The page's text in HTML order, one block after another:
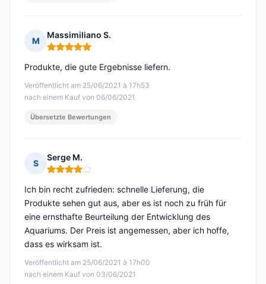
M
Massimiliano S.
Hinweis: 5 von 5
Veröffentlicht am 25/06/2021 à 17h53
nach einem Kauf von 06/06/2021
Produkte, die gute Ergebnisse liefern.
Übersetzte Bewertungen
S
Serge M.
Hinweis: 4 von 5
Veröffentlicht am 25/06/2021 à 17h00
nach einem Kauf von 03/06/2021
Ich bin recht zufrieden: schnelle Lieferung, die
Produkte sehen gut aus, aber es ist noch zu früh für
eine ernsthafte Beurteilung der Entwicklung des
Aquariums. Der Preis ist angemessen, aber ich hoffe,
dass es wirksam ist.